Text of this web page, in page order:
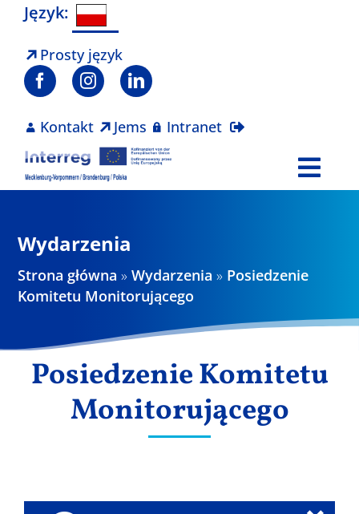
Skip
content
Język:
Prosty język
Kontakt Jems Intranet
Projekty
Wyniki
Wydarzenia
Strona główna »Wydarzenia » Posiedzenie
Komitetu Monitorującego
Posiedzenie Komitetu
Monitorującego